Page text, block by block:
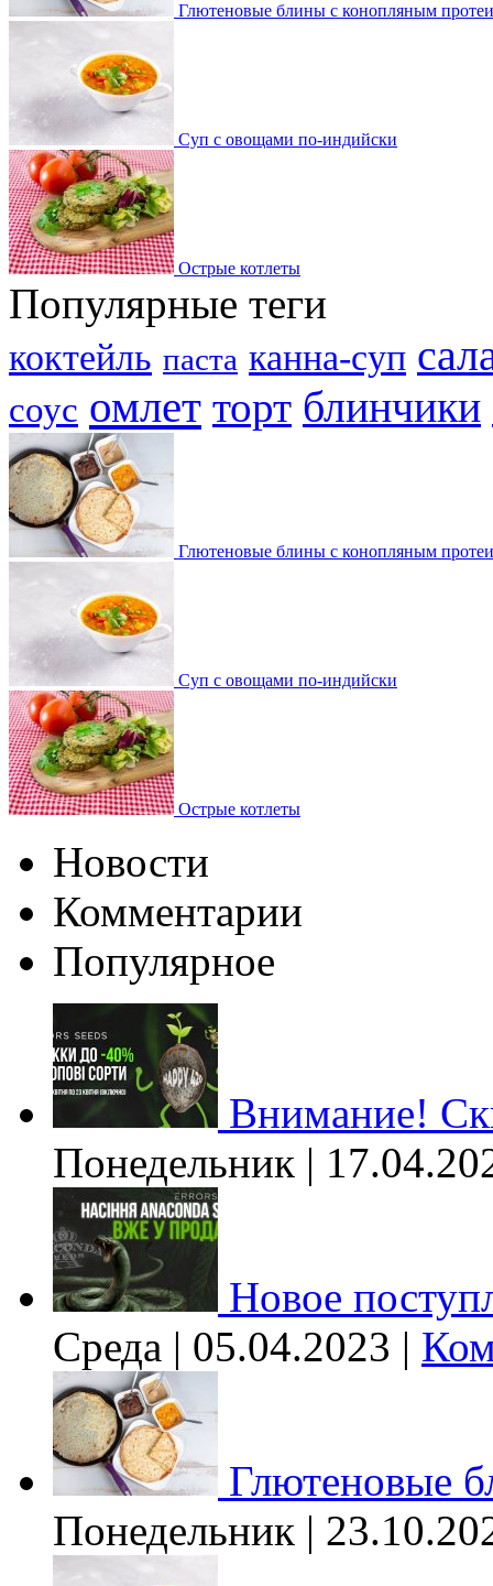
Глютеновые блины с конопляным
Суп с овощами по-индийски
Острые котлеты
Популярные теги
коктейль паста канна-суп
соус омлет торт блинчики
Глютеновые блины с конопляным
Суп с овощами по-индийски
Острые котлеты
Новости
Комментарии
Популярное
Внимание!
Понедельник |
Новое
Среда | 05.04.2023 |
Глютеновые
Понедельник |